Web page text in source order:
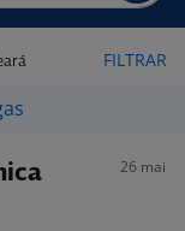
FILTRAR
26 mai